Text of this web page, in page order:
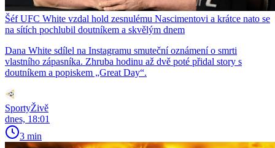
Šéf UFC White vzdal hold zesnulému Nascimentovi a krátce nato se
na sítích pochlubil doutníkem a skvělým dnem
Dana White sdílel na Instagramu smuteční oznámení o smrti
vlastního zápasníka. Zhruba hodinu až dvě poté přidal story s
doutníkem a popiskem „Great Day“.
SportyŽivě
dnes, 18:01
3 min